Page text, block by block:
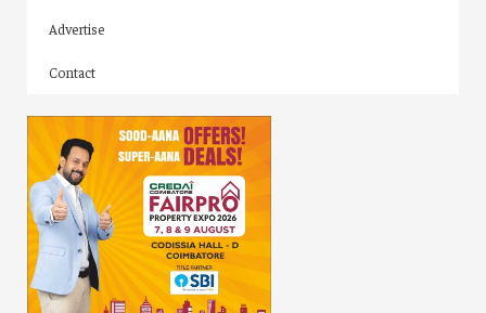
Advertise
Contact